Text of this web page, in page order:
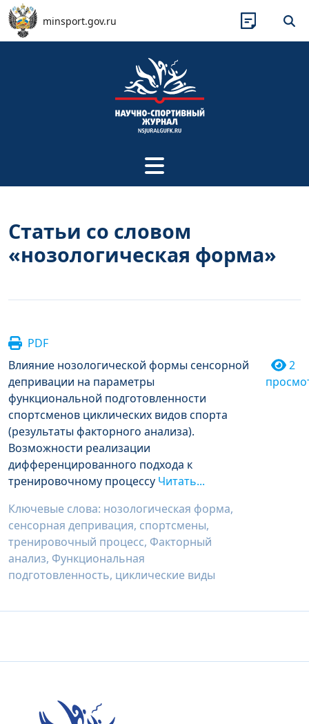
Перейти к основному содержанию
minsport.gov.ru
Статьи со словом
«нозологическая форма»
PDF
Влияние нозологической формы сенсорной
депривации на параметры
функциональной подготовленности
спортсменов циклических видов спорта
(результаты факторного анализа).
Возможности реализации
дифференцированного подхода к
тренировочному процессу Читать...
Ключевые слова: нозологическая форма,
сенсорная депривация, спортсмены,
тренировочный процесс, Факторный
анализ, Функциональная
подготовленность, циклические виды
2